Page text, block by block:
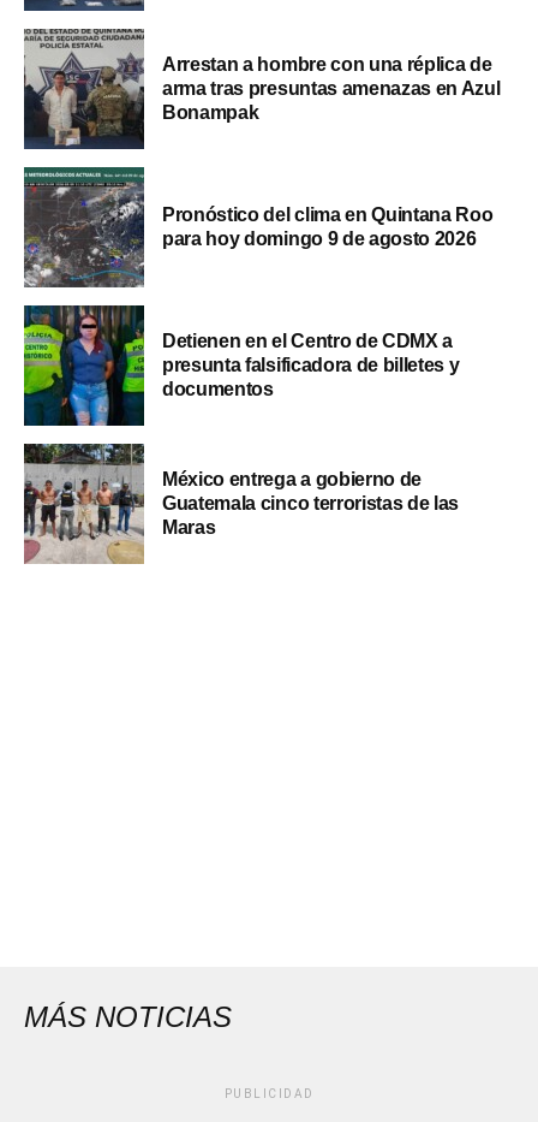
Arrestan a hombre con una réplica de
arma tras presuntas amenazas en Azul
Bonampak
Pronóstico del clima en Quintana Roo
para hoy domingo 9 de agosto 2026
Detienen en el Centro de CDMX a
presunta falsificadora de billetes y
documentos
México entrega a gobierno de
Guatemala cinco terroristas de las
Maras
MÁS NOTICIAS
PUBLICIDAD